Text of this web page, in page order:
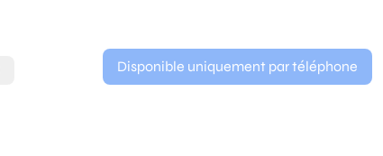
Disponible uniquement par téléphone